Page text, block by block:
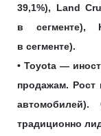
39,1%), Land
в сегменте),
в сегменте).
• Toyota —
продажам. Рост
традиционно